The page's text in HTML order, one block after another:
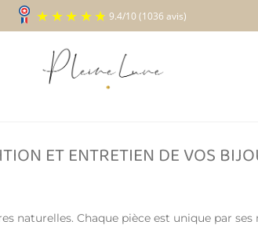
ET ENTRETIEN DE VOS
naturelles. Chaque pièce est unique par